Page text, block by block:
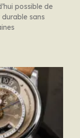
possible de
sans